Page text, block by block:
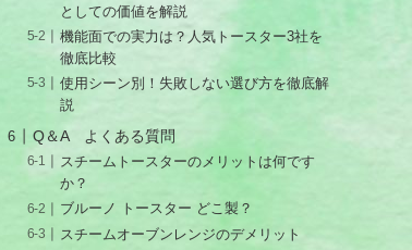
としての価値を解説
機能面での実力は？人気トースター3社を
徹底比較
使用シーン別！失敗しない選び方を徹底解
説
Q＆A よくある質問
スチームトースターのメリットは何です
か？
ブルーノ トースター どこ製？
スチームオーブンレンジのデメリット